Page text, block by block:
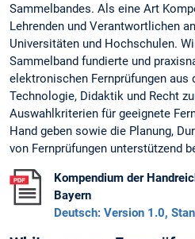
Sammelbandes. Als eine Art
Lehrenden und Verantwortlichen
Universitäten und Hochschulen.
Sammelband fundierte und
elektronischen Fernprüfungen aus
Technologie, Didaktik und Recht
Auswahlkriterien für geeignete
Hand geben sowie die Planung,
von Fernprüfungen unterstützend
Kompendium der
Bayern
Deutsch: Version 1.0,